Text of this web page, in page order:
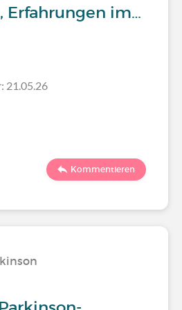
Erfahrungen im…
21.05.26
Kommentieren